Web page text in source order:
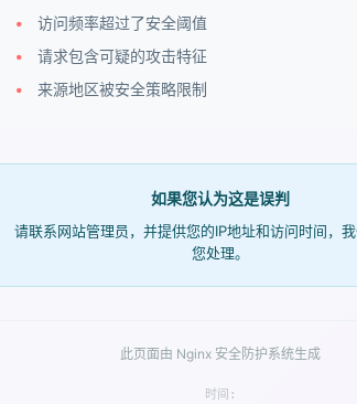
访问频率超过了安全阈值
请求包含可疑的攻击特征
来源地区被安全策略限制
如果您认为这是误判
请联系网站管理员，并提供您的IP地址和访问时间，
您处理。
此页面由 Nginx 安全防护系统生成
时间: